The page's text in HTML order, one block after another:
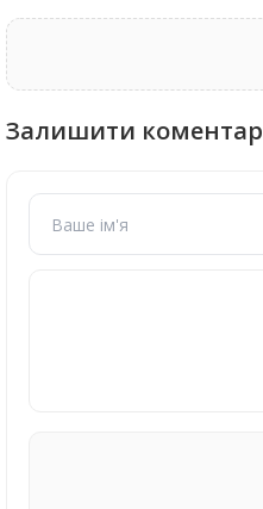
Залишити коментар